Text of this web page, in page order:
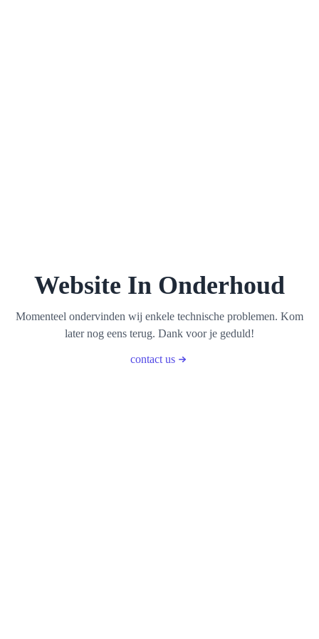
Website In Onderhoud
Momenteel ondervinden wij enkele technische problemen. Kom
later nog eens terug. Dank voor je geduld!
contact us